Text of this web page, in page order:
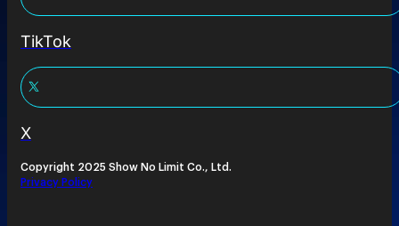
TikTok
X
Copyright 2025 Show No Limit Co., Ltd.
Privacy Policy